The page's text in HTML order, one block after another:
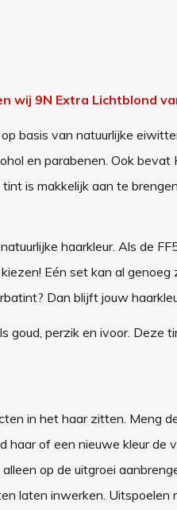
wij 9N Extra Lichtblond
basis van natuurlijke
en parabenen. Ook bevat
is makkelijk aan te
haarkleur. Als de
Eén set kan al genoeg
Dan blijft jouw
goud, perzik en ivoor. Deze
in het haar zitten. Meng
haar of een nieuwe kleur de
op de uitgroei
laten inwerken.